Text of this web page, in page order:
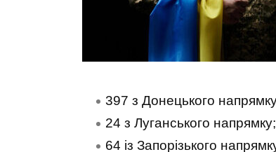
397 з Донецького
24 з Луганського напрямку;
64 із Запорізького